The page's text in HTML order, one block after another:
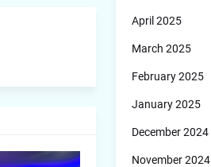
April 2025
March 2025
February 2025
January 2025
December 2024
November 2024